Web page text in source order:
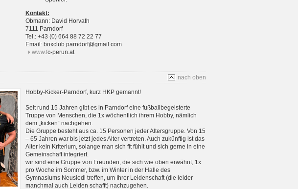
Kontakt:
Obmann: David Horvath
7111 Parndorf
Tel.: +43 (0) 664 88 72 22 77
Email: boxclub.parndorf@gmail.com
www.fc-perun.at
nach oben
Hobby-Kicker-Parndorf, kurz HKP gemannt!
Seit rund 15 Jahren gibt es in Parndorf eine fußballbegeisterte
Truppe von Menschen, die 1x wöchentlich ihrem Hobby, nämlich
dem „kicken“ nachgehen.
Die Gruppe besteht aus ca. 15 Personen jeder Altersgruppe. Von 15
– 65 Jahren war bis jetzt jedes Alter vertreten. Auch zukünftig ist das
Alter kein Kriterium, solange man sich fit fühlt und sich gerne in eine
Gemeinschaft integriert.
wir sind eine Gruppe von Freunden, die sich wie oben erwähnt, 1x
pro Woche im Sommer, bzw. im Winter in der Halle des
Gymnasiums Neusiedl treffen, um Ihrer Leidenschaft (die leider
manchmal auch Leiden schafft) nachzugehen.